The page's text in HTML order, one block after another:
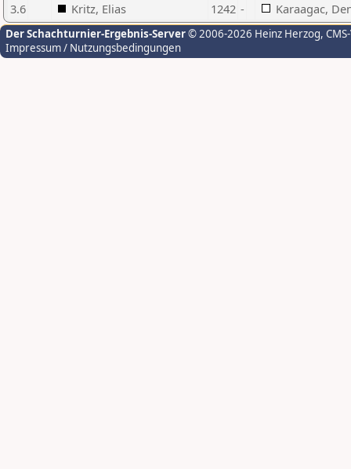
3.6
Kritz, Elias 1242 - Karaagac,
Der Schachturnier-Ergebnis-Server© 2006-2026 Heinz Herzog,
Impressum / Nutzungsbedingungen